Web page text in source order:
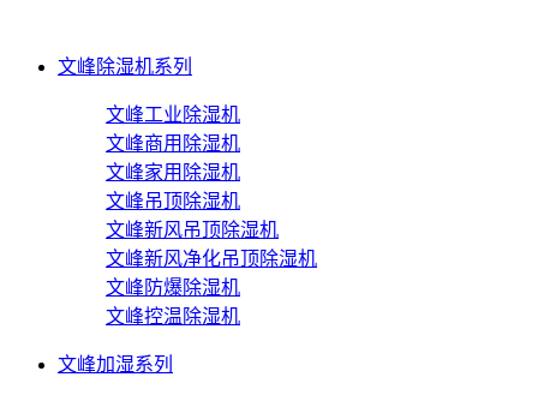
文峰除湿机系列
文峰工业除湿机
文峰商用除湿机
文峰家用除湿机
文峰吊顶除湿机
文峰新风吊顶除湿机
文峰新风净化吊顶除湿机
文峰防爆除湿机
文峰控温除湿机
文峰加湿系列